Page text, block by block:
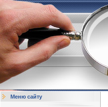
Меню сайту